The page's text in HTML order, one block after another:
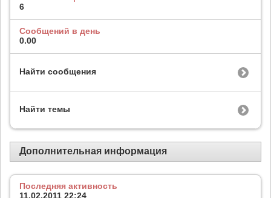
6
Сообщений в день
0.00
Найти сообщения
Найти темы
Дополнительная информация
Последняя активность
11.02.2011 22:24